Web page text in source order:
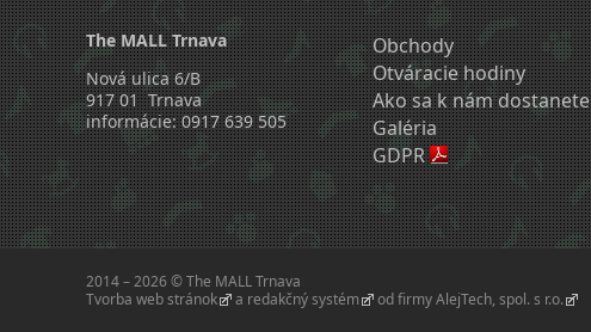
The MALL Trnava
Nová ulica 6/B
917 01 Trnava
informácie: 0917 639 505
Obchody
Otváracie hodiny
Ako sa k nám dostanete
Galéria
GDPR
2014 – 2026 © The MALL Trnava
Tvorba web stránok
a redakčný systém od firmyAlejTech, spol. s r.o.